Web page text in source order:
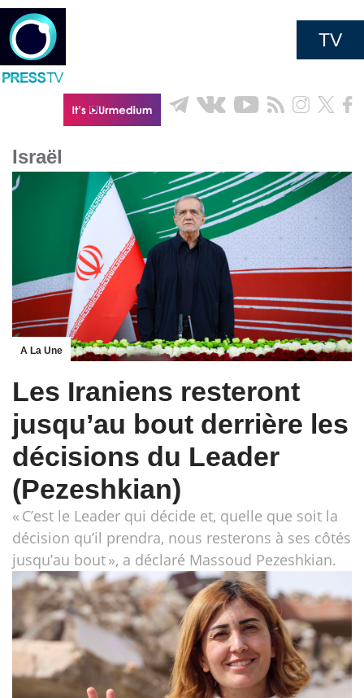
TV
Israël
A La Une
Les Iraniens resteront
jusqu’au bout derrière les
décisions du Leader
(Pezeshkian)
« C’est le Leader qui décide et, quelle que soit la
décision qu’il prendra, nous resterons à ses côtés
jusqu’au bout », a déclaré Massoud Pezeshkian.